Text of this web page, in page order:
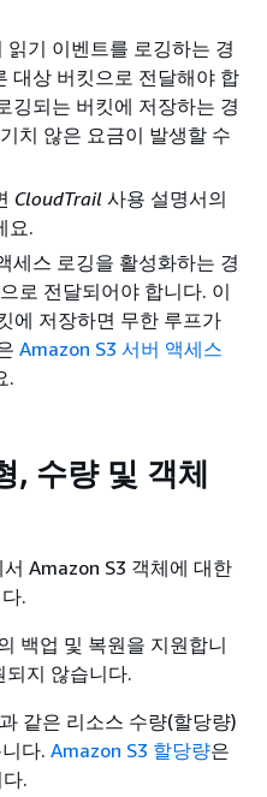
읽기 이벤트를 로깅하는 경
대상 버킷으로 전달해야 합
깅되는 버킷에 저장하는 경
치 않은 요금이 발생할 수
CloudTrail 사용 설명서의
요.
세스 로깅을 활성화하는 경
로 전달되어야 합니다. 이
에 저장하면 무한 루프가
Amazon S3 서버 액세스
.
, 수량 및 객체
Amazon S3 객체에 대한
.
백업 및 복원을 지원합니
되지 않습니다.
같은 리소스 수량(할당량)
다. Amazon S3 할당량은
.